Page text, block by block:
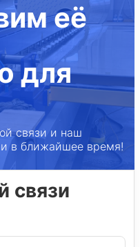
её
для
связи и наш
в ближайшее время!
связи